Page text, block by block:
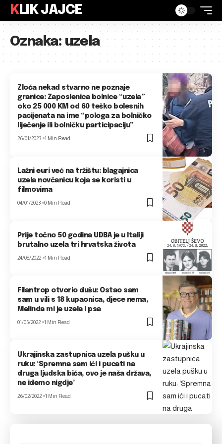
KLIK JAJCE
Oznaka:uzela
Zloća nekad stvarno ne poznaje
granice: Zaposlenica bolnice “uzela”
oko 25 000 KM od 60 teško bolesnih
pacijenata na ime “pologa za bolničko
liječenje ili bolničku participaciju”
26/01/2023 1 Min Read
Lažni euri već na tržištu: blagajnica
uzela novčanicu koja se koristi u
filmovima
04/01/2023 0 Min Read
Prije točno 50 godina UDBA je u Italiji
brutalno uzela tri hrvatska života
24/08/2022 1 Min Read
Filantrop otvorio dušu: Ostao sam
sam u vili s 18 kupaonica, djece nema,
Melinda mi je uzela i psa
01/05/2022 1 Min Read
Ukrajinska zastupnica uzela pušku u
ruku: ‘Spremna sam ići i pucati na
druga ljudska bića, ovo je naša država,
ne idemo nigdje’
26/02/2022 1 Min Read